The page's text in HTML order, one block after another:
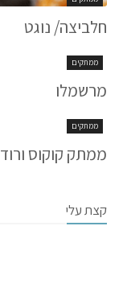
חלביצה/ נוגט
ממתקים
מרשמלו
ממתקים
ממתק קוקוס ורוד
קצת עלי